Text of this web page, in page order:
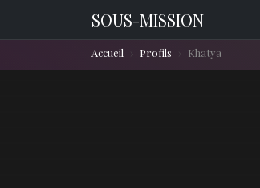
SOUS-MISSION
Accueil Profils Khatya